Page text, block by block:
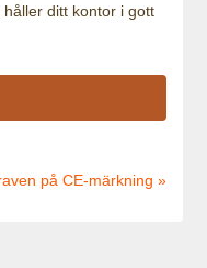
ditt kontor i gott
på CE-märkning »